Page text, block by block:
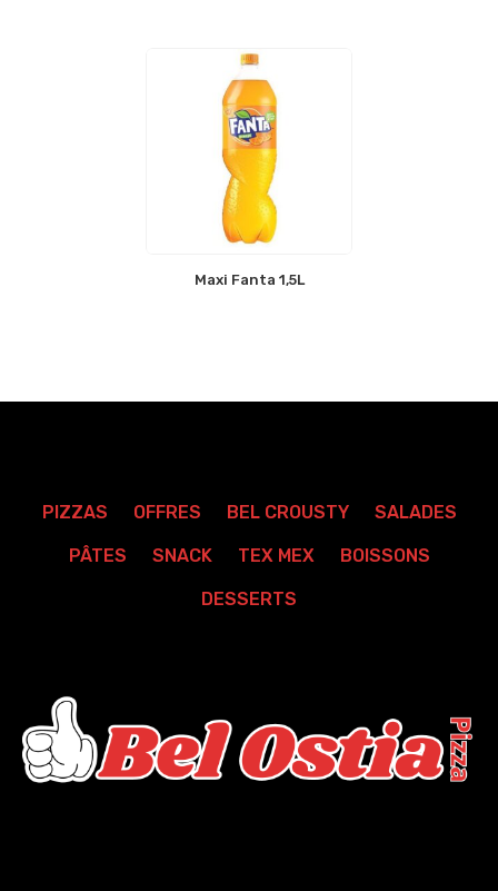
Maxi Fanta 1,5L
PIZZAS OFFRES BEL CROUSTY SALADES
PÂTES SNACK TEX MEX BOISSONS
DESSERTS